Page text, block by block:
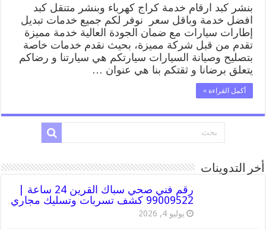
بنشر كبد ارقام خدمة كراج كهرباء وبنشر متنقل كبد
افضل خدمة وباقل سعر نوفر لكم جميع خدمات تبديل
إطارات سيارات مع ضمان الجودة العالية خدمة مميزة
تقدم من قبل شركة مميزة، بحيث نقدم خدمات خاصة
بتصليح وصيانة السيارات سيارتكم هي سيارتنا و رضاكم
يتعلق برضانا و ثقتكم بنا هي عنوان …
أكمل القراءة »
أخر التدوينات
رقم فني صحي سباك القرين 24 ساعة |
99009522 كشف تسربات وتسليك مجاري
يوليو 4, 2026